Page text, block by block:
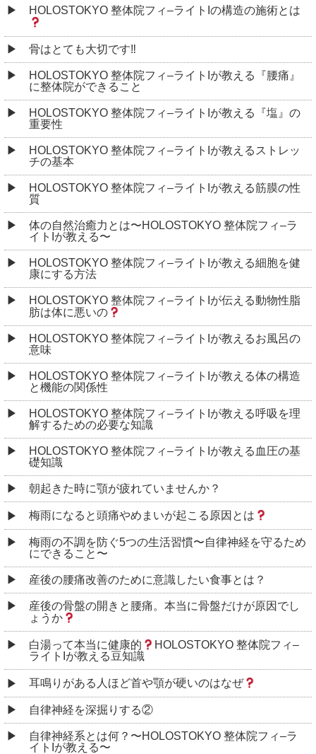
HOLOSTOKYO 整体院フィ–ライトIの構造の施術とは
骨はとても大切です‼︎
HOLOSTOKYO 整体院フィ–ライトIが教える『腰痛』
に整体院ができること
HOLOSTOKYO 整体院フィ–ライトIが教える『塩』の
重要性
HOLOSTOKYO 整体院フィ–ライトIが教えるストレッ
チの基本
HOLOSTOKYO 整体院フィ–ライトIが教える筋膜の性
質
体の自然治癒力とは〜HOLOSTOKYO 整体院フィ–ラ
イトIが教える〜
HOLOSTOKYO 整体院フィ–ライトIが教える細胞を健
康にする方法
HOLOSTOKYO 整体院フィ–ライトIが伝える動物性脂
肪は体に悪いの
HOLOSTOKYO 整体院フィ–ライトIが教えるお風呂の
意味
HOLOSTOKYO 整体院フィ–ライトIが教える体の構造
と機能の関係性
HOLOSTOKYO 整体院フィ–ライトIが教える呼吸を理
解するための必要な知識
HOLOSTOKYO 整体院フィ–ライトIが教える血圧の基
礎知識
朝起きた時に顎が疲れていませんか？
梅雨になると頭痛やめまいが起こる原因とは
梅雨の不調を防ぐ5つの生活習慣〜自律神経を守るため
にできること〜
産後の腰痛改善のために意識したい食事とは？
産後の骨盤の開きと腰痛。本当に骨盤だけが原因でし
ょうか
白湯って本当に健康的
HOLOSTOKYO 整体院フィ–
ライトIが教える豆知識
耳鳴りがある人ほど首や顎が硬いのはなぜ
自律神経を深掘りする②
自律神経系とは何？〜HOLOSTOKYO 整体院フィ–ラ
イトIが教える〜